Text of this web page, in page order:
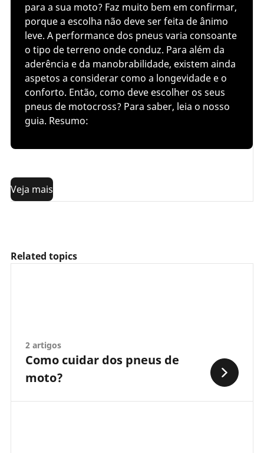
para a sua moto? Faz muito bem em confirmar,
porque a escolha não deve ser feita de ânimo
leve. A performance dos pneus varia consoante
o tipo de terreno onde conduz. Para além da
aderência e da manobrabilidade, existem ainda
aspetos a considerar como a longevidade e o
conforto. Então, como deve escolher os seus
pneus de motocross? Para saber, leia o nosso
guia. Resumo:
Veja mais
Related topics
2 artigos
Como cuidar dos pneus de
moto?